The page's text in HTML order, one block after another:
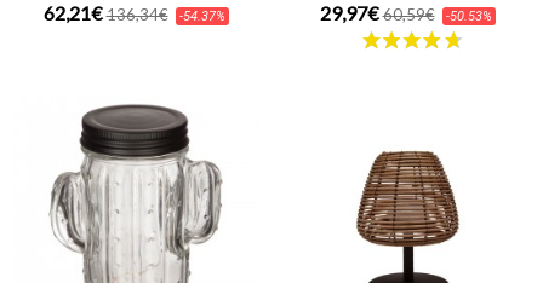
62,21€136,34€ -54.37%
29,97€60,59€ -50.53%